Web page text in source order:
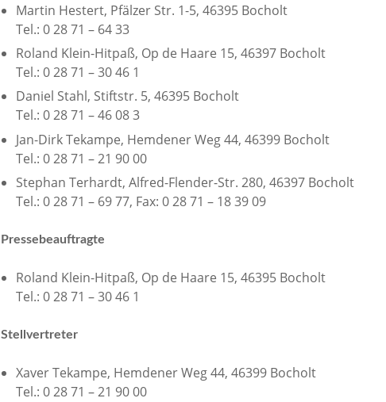
Martin Hestert, Pfälzer Str. 1-5, 46395 Bocholt
Tel.: 0 28 71 – 64 33
Roland Klein-Hitpaß, Op de Haare 15, 46397 Bocholt
Tel.: 0 28 71 – 30 46 1
Daniel Stahl, Stiftstr. 5, 46395 Bocholt
Tel.: 0 28 71 – 46 08 3
Jan-Dirk Tekampe, Hemdener Weg 44, 46399 Bocholt
Tel.: 0 28 71 – 21 90 00
Stephan Terhardt, Alfred-Flender-Str. 280, 46397 Bocholt
Tel.: 0 28 71 – 69 77, Fax: 0 28 71 – 18 39 09
Pressebeauftragte
Roland Klein-Hitpaß, Op de Haare 15, 46395 Bocholt
Tel.: 0 28 71 – 30 46 1
Stellvertreter
Xaver Tekampe, Hemdener Weg 44, 46399 Bocholt
Tel.: 0 28 71 – 21 90 00